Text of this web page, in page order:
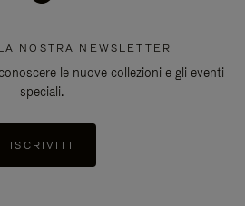
NOSTRA NEWSLETTER
le nuove collezioni e gli eventi
speciali.
ISCRIVITI